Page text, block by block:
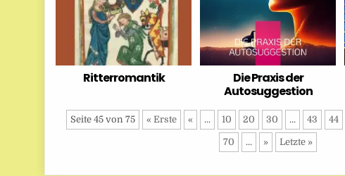
Ritterromantik
Die Praxis der
Autosuggestion
Seite 45 von 75 « Erste « ... 10 20 30 ... 43 44
70 ... » Letzte »